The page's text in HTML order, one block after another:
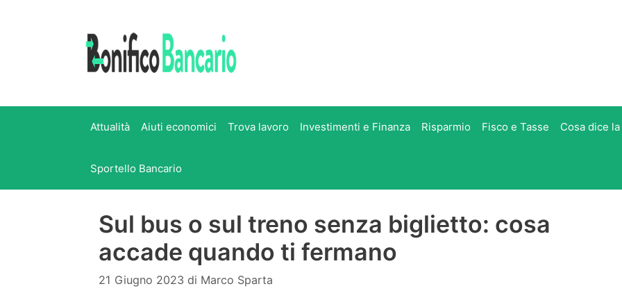
Attualità Aiuti economici Trova lavoro Investimenti e Finanza Risparmio Fisco e Tasse Cosa dice
Sportello Bancario
Sul bus o sul treno senza biglietto: cosa
accade quando ti fermano
21 Giugno 2023 di Marco Sparta